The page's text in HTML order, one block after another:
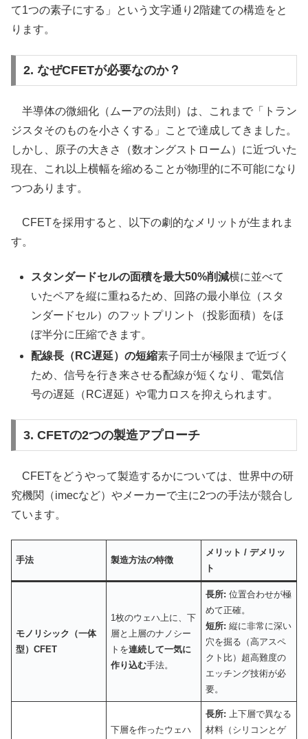
て1つの素子にする」という文字通り2階建ての構造をと
ります。
2. なぜCFETが必要なのか？
半導体の微細化（ムーアの法則）は、これまで「トラン
ジスタそのものを小さくする」ことで達成してきました。
しかし、原子の大きさ（数オングストローム）に近づいた
現在、これ以上横幅を縮めることが物理的に不可能になり
つつあります。
CFETを採用すると、以下の劇的なメリットが生まれま
す。
スタンダードセルの面積を最大50%削減横に並べて
いたペアを縦に重ねるため、回路の最小単位（スタ
ンダードセル）のフットプリント（投影面積）をほ
ぼ半分に圧縮できます。
配線長（RC遅延）の短縮素子同士が極限まで近づく
ため、信号を行き来させる配線が短くなり、電気信
号の遅延（RC遅延）や電力ロスを抑えられます。
3. CFETの2つの製造アプローチ
CFETをどうやって製造するかについては、世界中の研
究機関（imecなど）やメーカーで主に2つの手法が競合し
ています。
手法 製造方法の特徴
メリット / デメリッ
ト
モノリシック（一体
型）CFET
1枚のウェハ上に、下
層と上層のナノシー
トを連続して一気に
作り込む手法。
長所: 位置合わせが極
めて正確。
短所: 縦に非常に深い
穴を掘る（高アスペ
クト比）超高難度の
エッチング技術が必
要。
下層を作ったウェハ
長所: 上下層で異なる
材料（シリコンとゲ